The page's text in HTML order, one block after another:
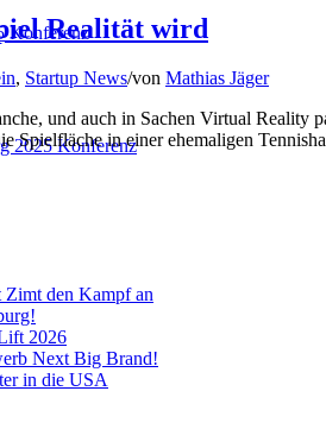
Konferenz
2025 Konferenz
Realität wird
, Startup News/von Mathias Jäger
und auch in Sachen Virtual
Spielfläche in einer ehemaligen
Zimt den Kampf an
2026
Next Big Brand!
in die USA